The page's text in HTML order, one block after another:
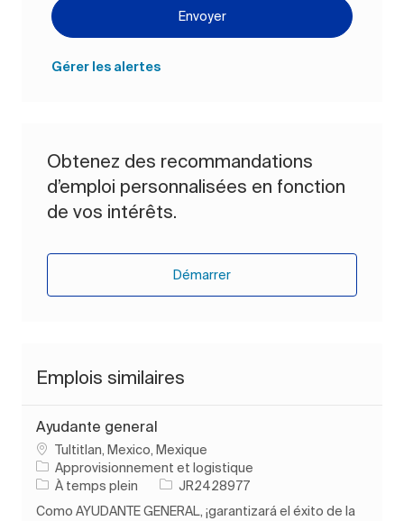
Envoyer
Gérer les alertes
Obtenez des recommandations
d’emploi personnalisées en fonction
de vos intérêts.
Démarrer
Emplois similaires
Ayudante general
Emplacement
Tultitlan, Mexico, Mexique
Catégorie
Approvisionnement et logistique
Type d’emploi
À temps plein ID de l’emploi
JR2428977
Como AYUDANTE GENERAL, ¡garantizará el éxito de la